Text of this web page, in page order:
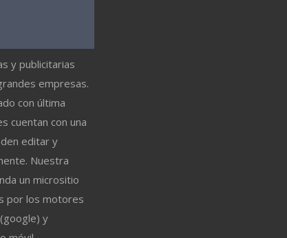
y publicitarias
empresas.
con última
cuentan con una
editar y
Nuestra
un micrositio
por los motores
y